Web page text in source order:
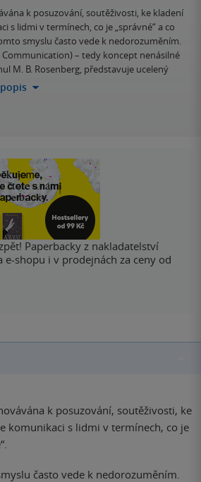
k posuzování, soutěživosti, ke kladení
s lidmi v termínech, co je „správné“ a co
smyslu často vede k nedorozuměním.
– tedy koncept nenásilné
M. B. Rosenberg, představuje ucelený
Paperbacky z nakladatelství
e-shopu i v prodejnách za ceny od
k posuzování, soutěživosti, ke
komunikaci s lidmi v termínech, co je
často vede k nedorozuměním.